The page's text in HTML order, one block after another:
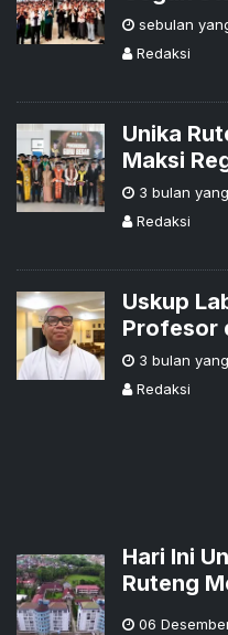
sebulan
Redaksi
Unika
Maksi
Ndiung
3 bulan
Redaksi
Uskup
Profesor
3 bulan
Redaksi
Hari Ini
Ruteng
06